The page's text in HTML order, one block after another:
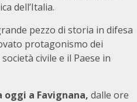
dell’Italia.
pezzo di storia in difesa
protagonismo dei
civile e il Paese in
a Favignana, dalle ore